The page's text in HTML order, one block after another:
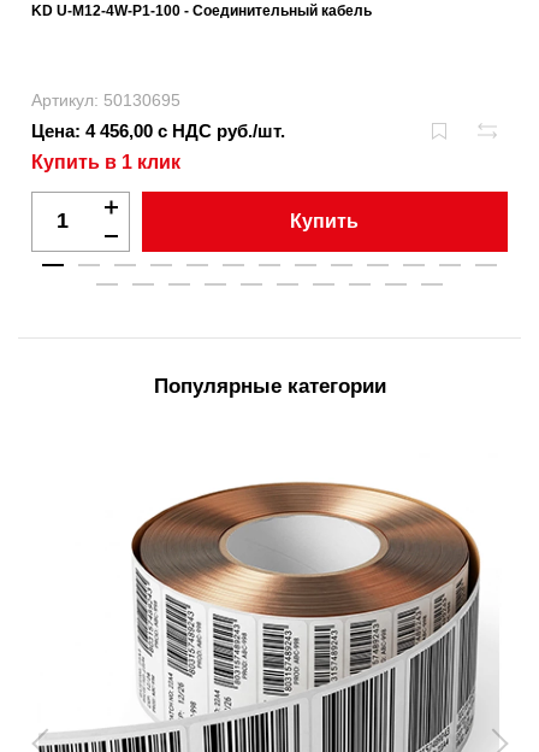
KD U-M12-4W-P1-100 - Соединительный кабель
Артикул: 50130695
Цена: 4 456,00 с НДС руб./шт.
Купить в 1 клик
Купить
Популярные категории